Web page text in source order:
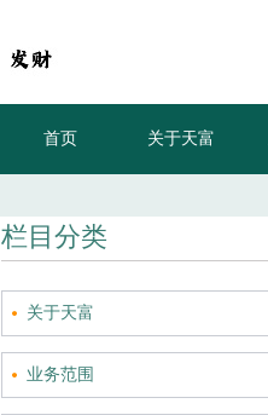
首页 关于天富
栏目分类
关于天富
业务范围